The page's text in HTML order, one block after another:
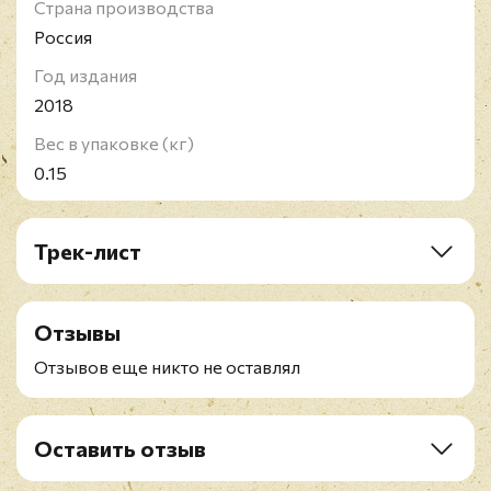
Страна производства
Россия
Год издания
2018
Вес в упаковке (кг)
0.15
Трек-лист
CD1: Юрий Хой. Неизданное
2. Без вина
3. Подруга шестиструнная
4. Про лето
5. Милая
6. Первая любовь
Отзывы
Отзывов еще никто не оставлял
Оставить отзыв